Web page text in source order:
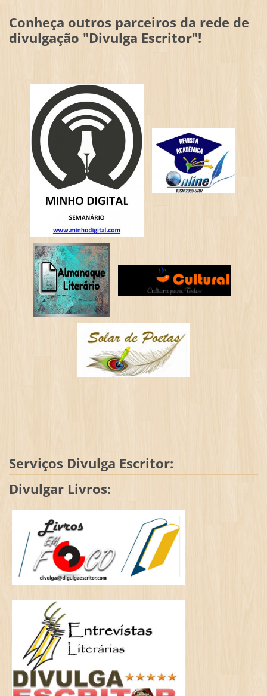
Conheça outros parceiros da rede de
divulgação "Divulga Escritor"!
Serviços Divulga Escritor:
Divulgar Livros: